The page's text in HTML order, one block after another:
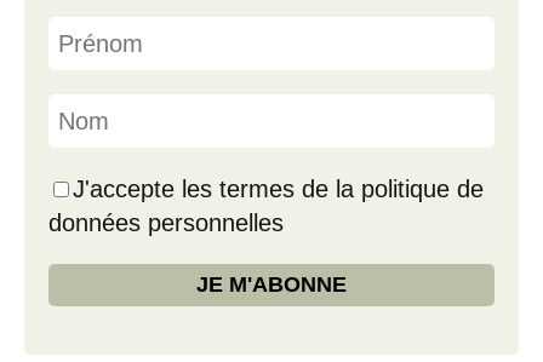
J'accepte les termes de la politique de
données personnelles